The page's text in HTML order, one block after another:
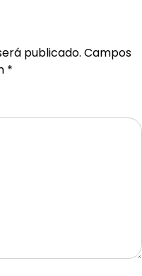
publicado. Campos
*